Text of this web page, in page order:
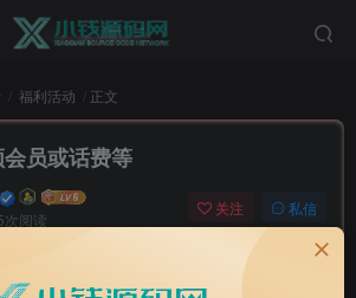
福利活动 正文
员或话费等
次阅读
关注 私信
员或话费等